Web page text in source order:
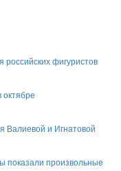
российских фигуристов
Валиевой и Игнатовой
показали произвольные